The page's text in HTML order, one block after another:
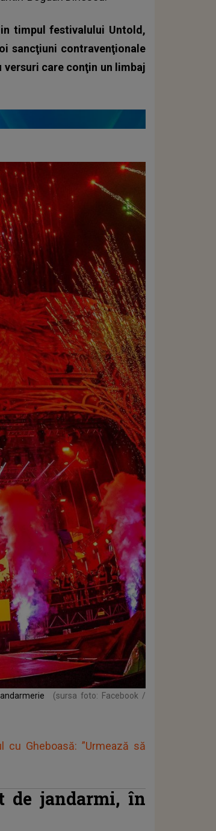
timpul festivalului Untold,
sancţiuni contravenţionale
care conţin un limbaj
(sursa foto: Facebook /
cu Gheboasă: ”Urmează să
de jandarmi, în